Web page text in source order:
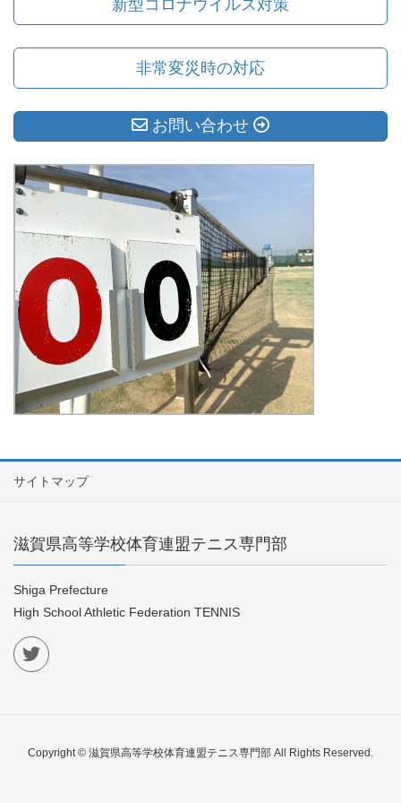
新型コロナウイルス対策
非常変災時の対応
お問い合わせ
サイトマップ
滋賀県高等学校体育連盟テニス専門部
Shiga Prefecture
High School Athletic Federation TENNIS
Copyright © 滋賀県高等学校体育連盟テニス専門部 All Rights Reserved.